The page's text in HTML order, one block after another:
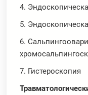
4.
5.
6.
7. Гистероскопия